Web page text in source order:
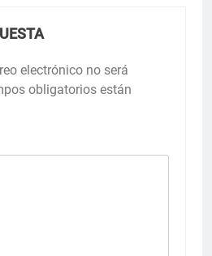
electrónico no será
obligatorios están